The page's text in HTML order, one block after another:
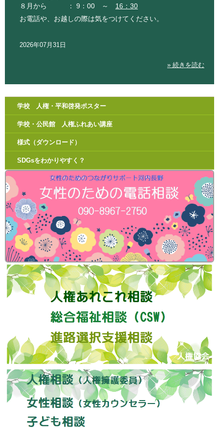
８月から ： 9：00 ～ 16：30
お電話や、お越しの際は気をつけてください。
2026年07月31日
» 続きを読む
学校 人権・平和啓発ポスター
学校・公民館 人権ふれあい講座
様式（ダウンロード）
SDGsをわかりやすく？